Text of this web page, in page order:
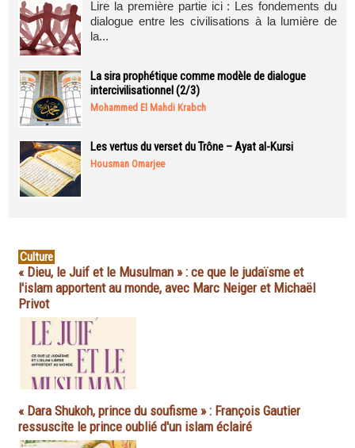
Lire la première partie ici : Les fondements du
dialogue entre les civilisations à la lumière de
la...
La sira prophétique comme modèle de dialogue
intercivilisationnel (2/3)
Mohammed El Mahdi Krabch
Les vertus du verset du Trône – Ayat al-Kursi
Housman Omarjee
Culture
« Dieu, le Juif et le Musulman » : ce que le judaïsme et
l'islam apportent au monde, avec Marc Neiger et Michaël
Privot
« Dara Shukoh, prince du soufisme » : François Gautier
ressuscite le prince oublié d'un islam éclairé